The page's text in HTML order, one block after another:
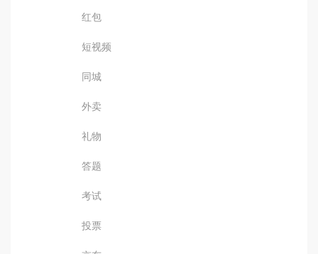
红包
短视频
同城
外卖
礼物
答题
考试
投票